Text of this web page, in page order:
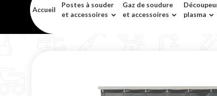
Accueil
Postes à souder
et accessoires
Gaz de soudure
et accessoires
plasma